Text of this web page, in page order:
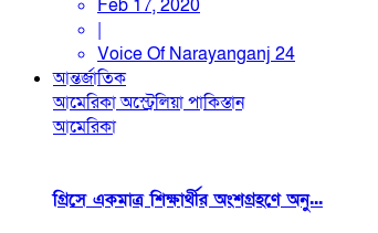
Feb 17, 2020
|
Voice Of Narayanganj 24
আন্তর্জাতিক
আমেরিকাঅস্ট্রেলিয়াপাকিস্তান
আমেরিকা
গ্রিসে একমাত্র শিক্ষার্থীর অংশগ্রহণে অনু...